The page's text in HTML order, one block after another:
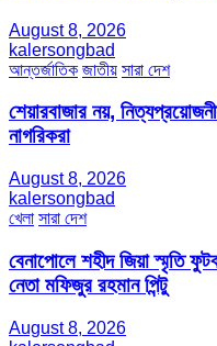
August 8, 2026
kalersongbad
আন্তর্জাতিক জাতীয় সারা দেশ
শেয়ারবাজার নয়,
নাগরিকরা
August 8, 2026
kalersongbad
খেলা সারা দেশ
বেনাপোলে শহীদ জিয়া স্মৃতি
নেতা মফিজুর রহমান পিন্টু
August 8, 2026